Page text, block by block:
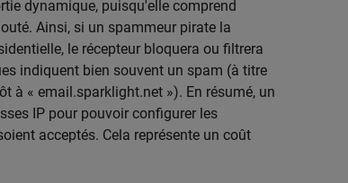
dynamique, puisqu'elle comprend
Ainsi, si un spammeur pirate la
le récepteur bloquera ou filtrera
indiquent bien souvent un spam (à titre
à « email.sparklight.net »). En résumé, un
IP pour pouvoir configurer les
acceptés. Cela représente un coût